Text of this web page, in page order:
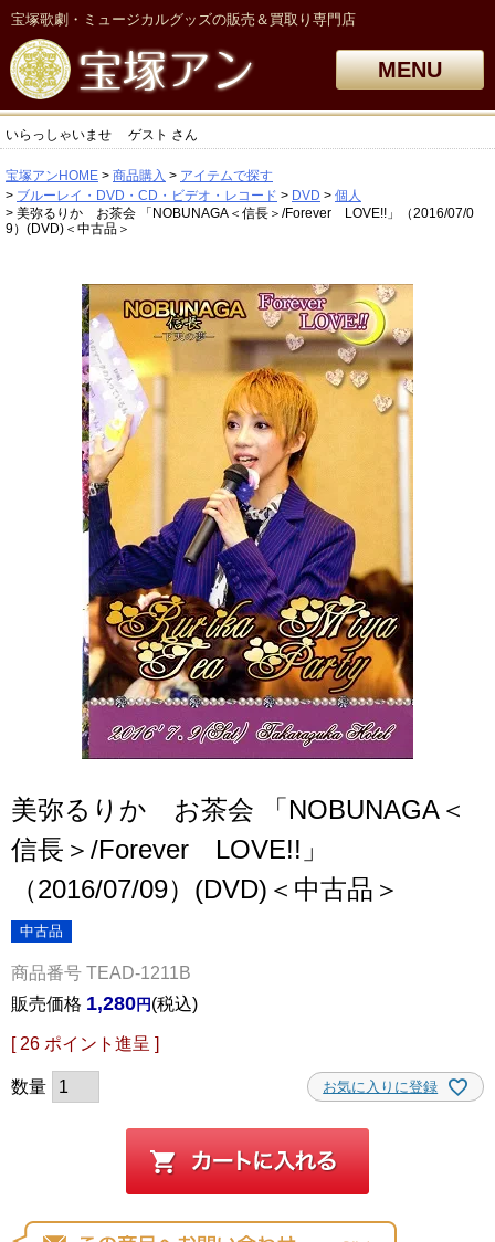
宝塚歌劇・ミュージカルグッズの販売＆買取り専門店
MENU
いらっしゃいませ ゲスト さん
宝塚アンHOME 商品購入
アイテムで探す
ブルーレイ・DVD・CD・ビデオ・レコード
DVD
個人
美弥るりか お茶会 「NOBUNAGA＜信長＞/Forever LOVE!!」（2016/07/0
9）(DVD)＜中古品＞
美弥るりか お茶会 「NOBUNAGA＜
信長＞/Forever LOVE!!」
（2016/07/09）(DVD)＜中古品＞
中古品
商品番号 TEAD-1211B
販売価格 1,280 税込
[ 26 ポイント進呈 ]
お気に入りに登録